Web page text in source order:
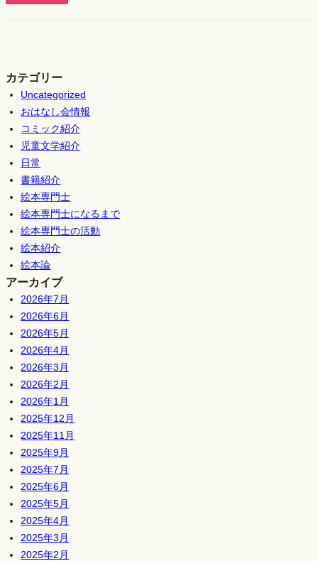
カテゴリー
Uncategorized
おはなし会情報
コミック紹介
児童文学紹介
日常
書籍紹介
絵本専門士
絵本専門士になるまで
絵本専門士の活動
絵本紹介
絵本論
アーカイブ
2026年7月
2026年6月
2026年5月
2026年4月
2026年3月
2026年2月
2026年1月
2025年12月
2025年11月
2025年9月
2025年7月
2025年6月
2025年5月
2025年4月
2025年3月
2025年2月